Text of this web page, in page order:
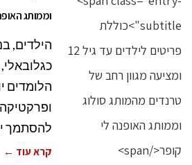
וממותג
כגלובאלי,
הלומדים
ופרקטיקה
להסתמך
קרא עוד ←